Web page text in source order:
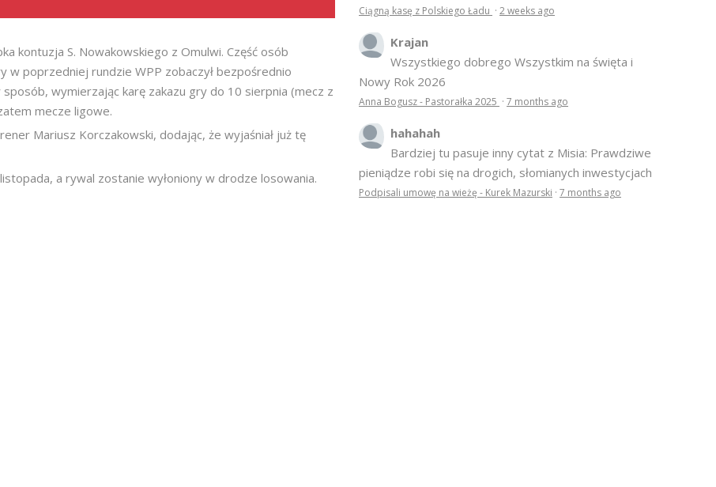
kontuzja S. Nowakowskiego z Omulwi. Część osób
w poprzedniej rundzie WPP zobaczył bezpośrednio
wymierzając karę zakazu gry do 10 sierpnia (mecz z
mecze ligowe.
Mariusz Korczakowski, dodając, że wyjaśniał już tę
a rywal zostanie wyłoniony w drodze losowania.
Ciągną kasę z Polskiego Ładu · 2 weeks ago
Krajan
Wszystkiego dobrego Wszystkim na święta i
Nowy Rok 2026
Anna Bogusz - Pastorałka 2025 · 7 months ago
hahahah
Bardziej tu pasuje inny cytat z Misia: Prawdziwe
pieniądze robi się na drogich, słomianych inwestycjach
Podpisali umowę na wieżę - Kurek Mazurski · 7 months ago